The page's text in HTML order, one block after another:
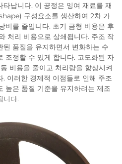
납니다. 이 공정은 잉여 재료를 재
구성요소를 생산하여 2차 가
비를 줄입니다. 초기 금형 비용은 후
처리 비용으로 상쇄됩니다. 주조 작
품질을 유지하면서 변화하는 수
조정할 수 있게 합니다. 고도화된 자
비용을 줄이고 처리량을 향상시켜
이러한 경제적 이점들로 인해 주조
높은 품질 기준을 유지하려는 제조
니다.